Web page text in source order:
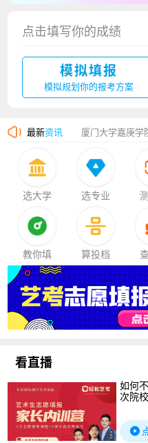
点击填写你的成绩
模拟填报
模拟规划你的报考方案
最新资讯
选大学 选专业
教你填 算投档
看直播
如何
次院校